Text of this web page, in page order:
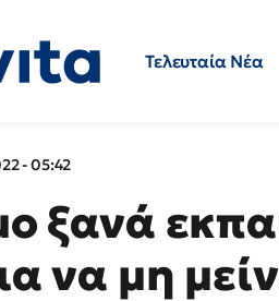
Τελευταία Νέα
- 05:42
ξανά
να μη